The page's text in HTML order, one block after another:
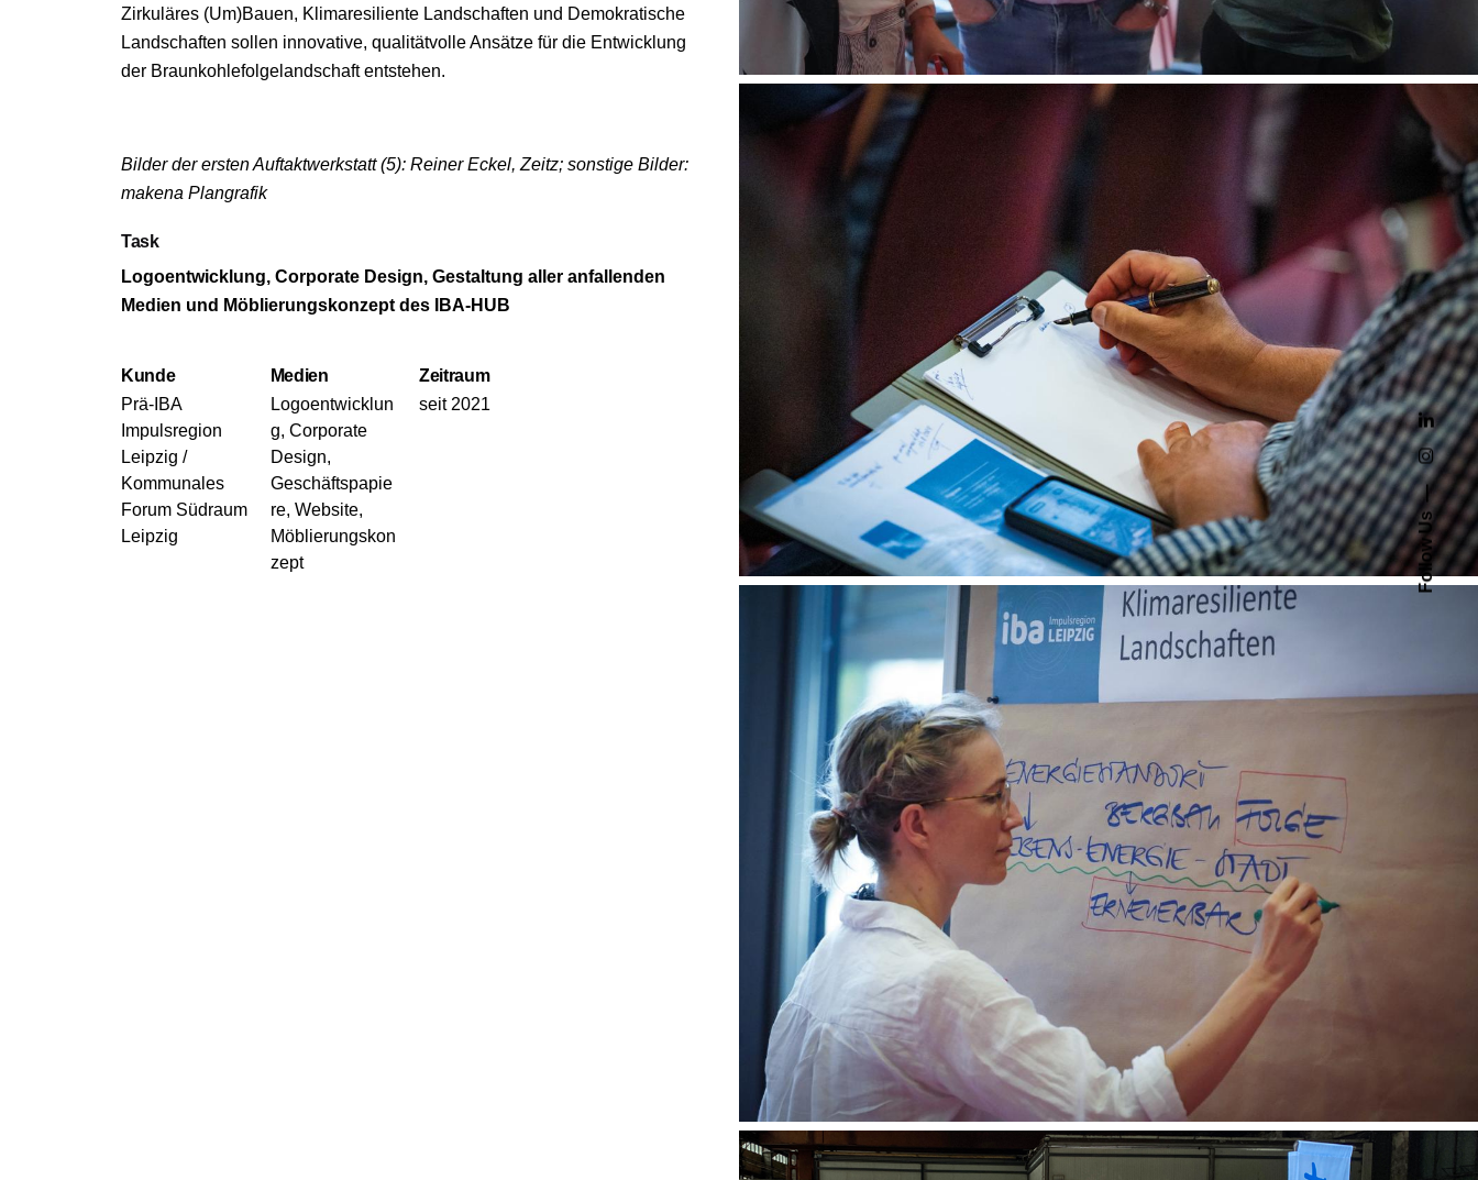
Follow Us
Zirkuläres (Um)Bauen, Klimaresiliente Landschaften und Demokratische
Landschaften sollen innovative, qualitätvolle Ansätze für die Entwicklung
der Braunkohlefolgelandschaft entstehen.
Bilder der ersten Auftaktwerkstatt (5): Reiner Eckel, Zeitz; sonstige Bilder:
makena Plangrafik
Task
Logoentwicklung, Corporate Design, Gestaltung aller anfallenden
Medien und Möblierungskonzept des IBA-HUB
Kunde
Prä-IBA
Impulsregion
Leipzig /
Kommunales
Forum Südraum
Leipzig
Medien
Logoentwicklun
g, Corporate
Design,
Geschäftspapie
re, Website,
Möblierungskon
zept
Zeitraum
seit 2021